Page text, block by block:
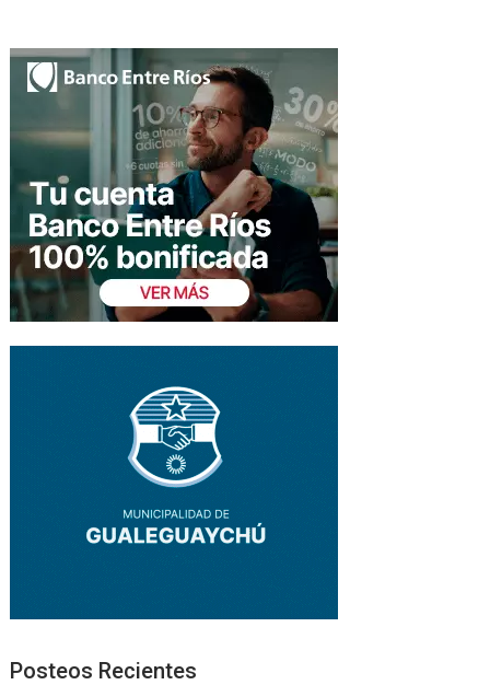
Posteos Recientes